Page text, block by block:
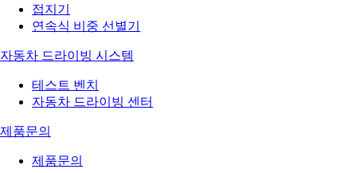
접지기
연속식 비중 선별기
자동차 드라이빙 시스템
테스트 벤치
자동차 드라이빙 센터
제품문의
제품문의